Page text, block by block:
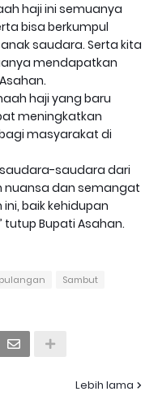
haji ini semuanya
bisa berkumpul
saudara. Serta kita
mendapatkan
haji yang baru
meningkatkan
masyarakat di
saudara dari
nuansa dan semangat
baik kehidupan
Bupati Asahan.
Sambut
Lebih lama